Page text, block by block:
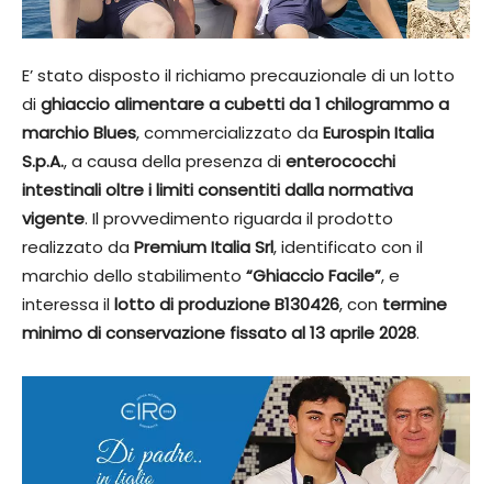
E’ stato disposto il richiamo precauzionale di un lotto
dighiaccio alimentare a cubetti da 1 chilogrammo a
marchio Blues, commercializzato da Eurospin Italia
S.p.A., a causa della presenza dienterococchi
intestinali oltre i limiti consentiti dalla normativa
vigente. Il provvedimento riguarda il prodotto
realizzato da Premium Italia Srl, identificato con il
marchio dello stabilimento “Ghiaccio Facile”, e
interessa illotto di produzione B130426, con termine
minimo di conservazione fissato al 13 aprile 2028.